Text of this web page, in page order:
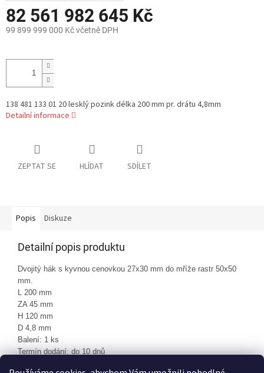
82 561 982 645 Kč
99 899 999 000 Kč včetně DPH
cena:
138 481 133 01 20 lesklý pozink délka 200 mm pr. drátu 4,8mm
Detailní informace
ZEPTAT SE HLÍDAT SDÍLET
Popis Diskuze
Detailní popis produktu
Dvojitý hák s kyvnou cenovkou 27x30 mm do mříže rastr 50x50
mm.
L 200 mm
ZA 45 mm
H 120 mm
D 4,8 mm
Balení: 1 ks
Termín dodání: do 10 dnů